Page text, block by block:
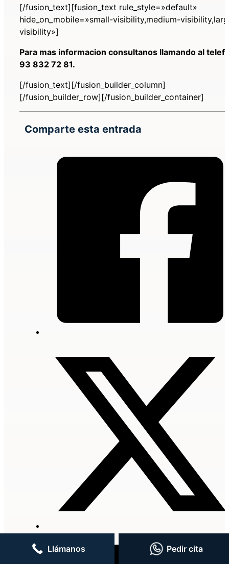
[/fusion_text][fusion_text rule_style=»default»
hide_on_mobile=»small-visibility,medium-
visibility»]
Para mas informacion consultanos llamando al
93 832 72 81.
[/fusion_text][/fusion_builder_column]
[/fusion_builder_row][/fusion_builder_container]
Comparte esta entrada
Llámanos Pedir cita